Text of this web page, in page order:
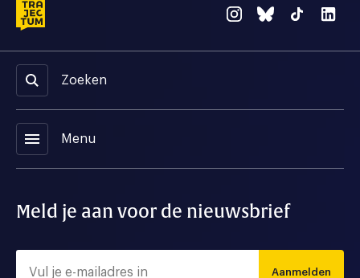
Zoeken
menu Menu
Meld je aan voor de nieuwsbrief
Aanmelden